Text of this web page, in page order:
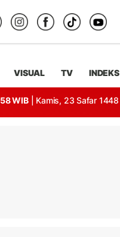
VISUAL TV INDEKS
WIB | Kamis, 23 Safar 1448